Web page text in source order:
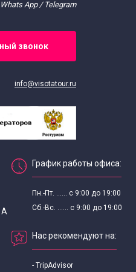
Whats App / Telegram
звонок
info@visotatour.ru
График работы офиса:
Пн.-Пт. ...... с 9:00 до 19:00
Сб.-Вс. ...... с 9:00 до 19:00
Нас рекомендуют на:
- TripAdvisor